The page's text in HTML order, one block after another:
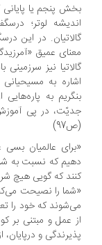
پنجم یا پایانی کتاب
لوتر؛
در این درسگفتار
عمیق «آمرزیدگی»،
نیز سرزمینی
به مسیحیانی
به پاره‌­هایی از
در پی آموزش
عالمیان بسی
که نسبت به شریعت
که گویی هیچ شریعتی
را نصیحت می­‌کنم،
که خود را تعلیم
عمل و مبتنی بر
و درپایان، از